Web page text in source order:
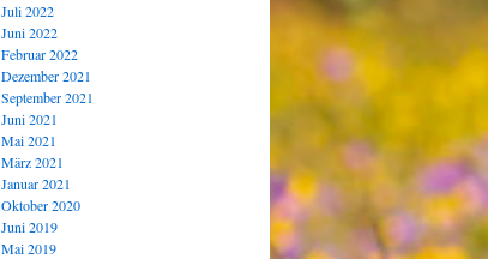
Juli 2022
Juni 2022
Februar 2022
Dezember 2021
September 2021
Juni 2021
Mai 2021
März 2021
Januar 2021
Oktober 2020
Juni 2019
Mai 2019